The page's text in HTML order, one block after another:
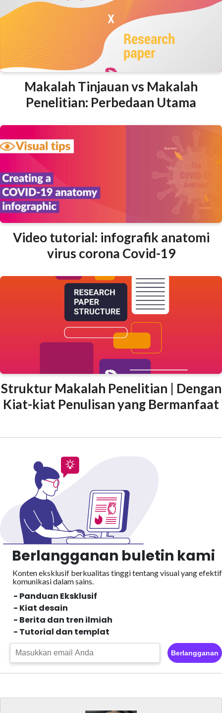
Makalah Tinjauan vs Makalah
Penelitian: Perbedaan Utama
Video tutorial: infografik anatomi
virus corona Covid-19
Struktur Makalah Penelitian | Dengan
Kiat-kiat Penulisan yang Bermanfaat
Berlangganan buletin kami
Konten eksklusif berkualitas tinggi tentang visual yang efektif
komunikasi dalam sains.
- Panduan Eksklusif
- Kiat desain
- Berita dan tren ilmiah
- Tutorial dan templat
Berlangganan